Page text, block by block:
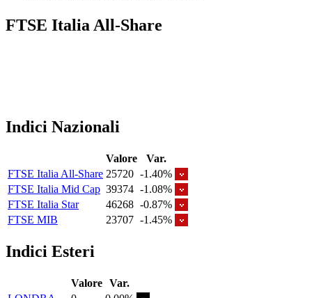
FTSE Italia All-Share
Indici Nazionali
Valore
Var.
FTSE Italia All-Share 25720 -1.40%
FTSE Italia Mid Cap 39374 -1.08%
FTSE Italia Star
46268 -0.87%
FTSE MIB
23707 -1.45%
Indici Esteri
Valore Var.